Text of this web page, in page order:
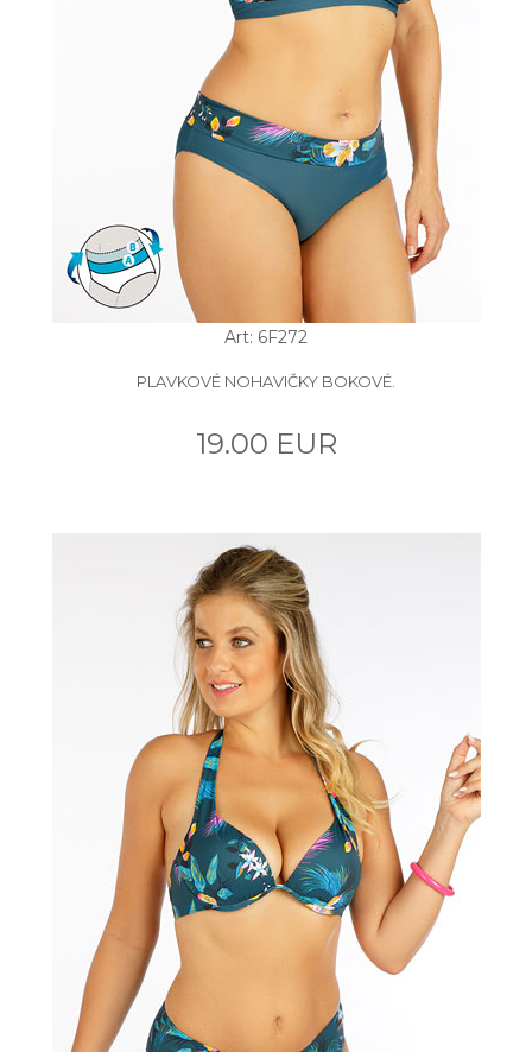
Art: 6F272
PLAVKOVÉ NOHAVIČKY BOKOVÉ.
19.00 EUR